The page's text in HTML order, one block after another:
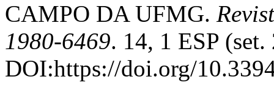
CAMPO DA UFMG.
1980-6469. 14, 1 ESP
DOI:https://doi.org/